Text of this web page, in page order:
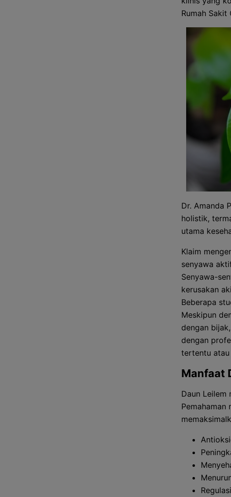
Rumah Sakit
Dr. Amanda
holistik,
utama
Klaim
senyawa
Senyawa-
kerusakan
Beberapa
Meskipun
dengan
dengan
tertentu atau
Manfaat
Daun Leilem
Pemahaman